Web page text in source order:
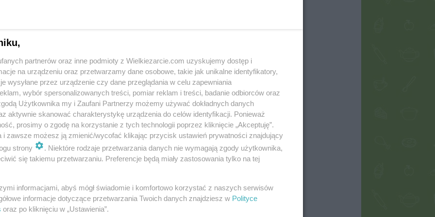
z owocami
truskawka więcej tagów
Zobacz wszystkie komentarze (352)
o ciachu w komentarzach
, cóż więcej dodać oo może to, że
Daje fajny smak
partnerów oraz inne podmioty z Wielkiezarcie.com uzyskujemy dostęp i
na urządzeniu oraz przetwarzamy dane osobowe, takie jak unikalne identyfikatory,
wysyłane przez urządzenie czy dane przeglądania w celu zapewniania
wybór spersonalizowanych treści, pomiar reklam i treści, badanie odbiorców oraz
Użytkownika my i Zaufani Partnerzy możemy używać dokładnych danych
aktywnie skanować charakterystykę urządzenia do celów identyfikacji. Ponieważ
prosimy o zgodę na korzystanie z tych technologii poprzez kliknięcie „Akceptuję”.
i zawsze możesz ją zmienić/wycofać klikając przycisk ustawień prywatności znajdujący
strony
. Niektóre rodzaje przetwarzania danych nie wymagają zgody użytkownika,
się takiemu przetwarzaniu. Preferencje będą miały zastosowania tylko na tej
informacjami, abyś mógł świadomie i komfortowo korzystać z naszych serwisów
informacje dotyczące przetwarzania Twoich danych znajdziesz w Polityce
oraz po kliknięciu w „Ustawienia”.